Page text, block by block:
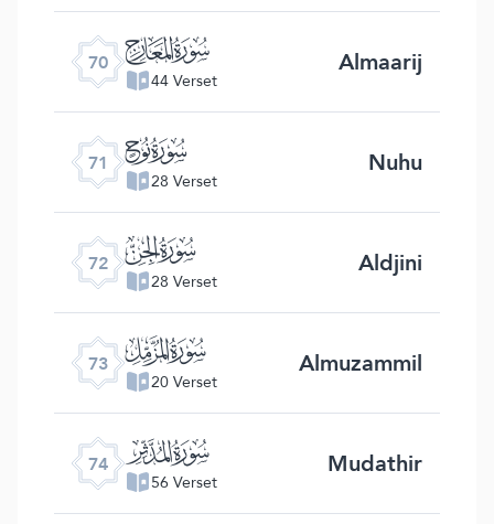
70 ﯳ
44 Verset Almaarij
71 ﯴ
28 Verset Nuhu
72 ﯵ
28 Verset Aldjini
73 ﯶ
20 Verset Almuzammil
74 ﯷ
56 Verset Mudathir